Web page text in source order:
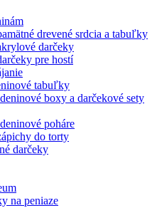
drevené srdcia a tabuľky
darčeky
pre hostí
tabuľky
boxy a darčekové sety
poháre
do torty
darčeky
na peniaze